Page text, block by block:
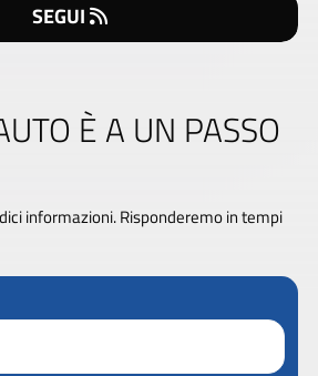
SEGUI
È A UN PASSO
informazioni. Risponderemo in tempi